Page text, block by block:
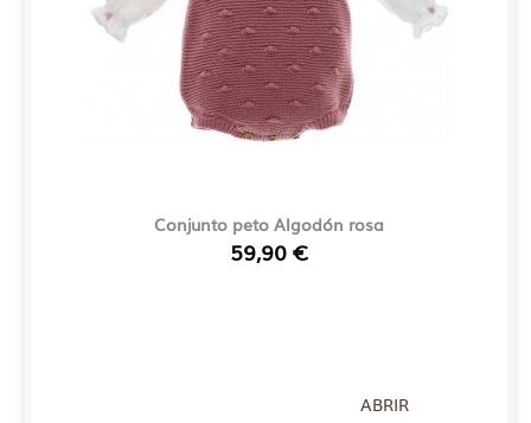
Conjunto peto Algodón rosa
59,90 €
ABRIR